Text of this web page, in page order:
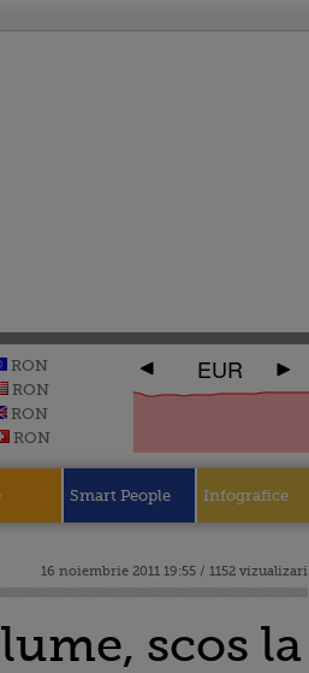
RON
RON
RON
RON
EUR
Smart People Infografice
16 noiembrie 2011 19:55 / 1152 vizualizari
scos la